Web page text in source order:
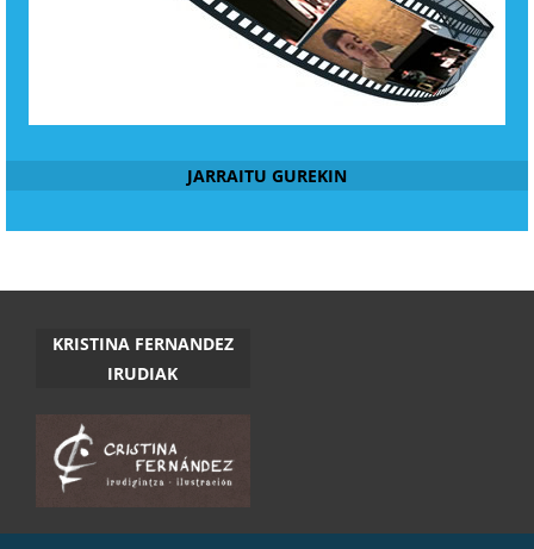
JARRAITU GUREKIN
KRISTINA FERNANDEZ
IRUDIAK